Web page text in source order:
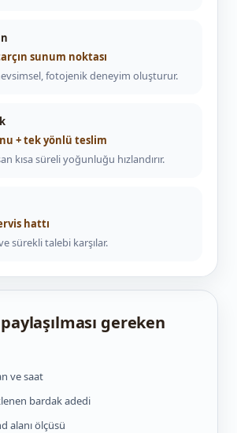
sunum noktası
fotojenik deneyim oluşturur.
+ tek yönlü teslim
kısa süreli yoğunluğu hızlandırır.
hattı
sürekli talebi karşılar.
gereken
ve saat
bardak adedi
alanı ölçüsü